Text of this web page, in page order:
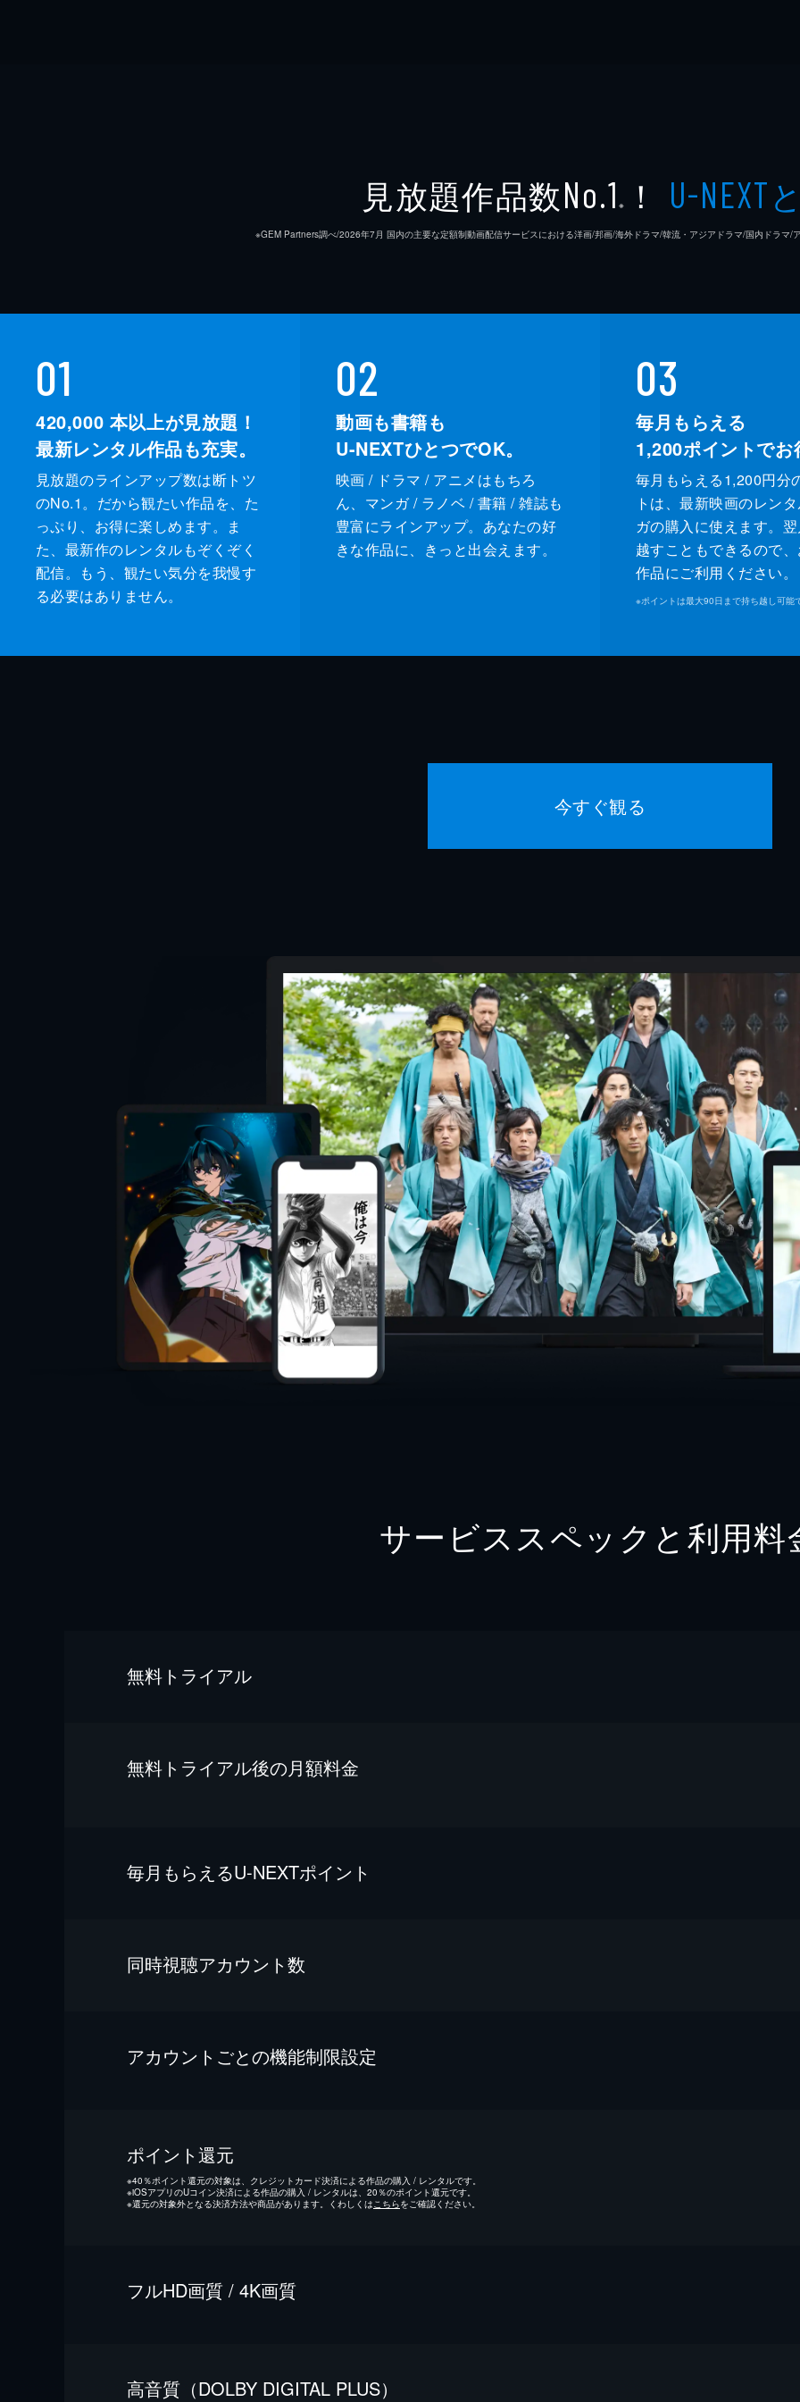
見放題作品数No.1 ※ ！ U-NEXT
※GEM Partners調べ/2026年7⽉ 国内の主要な定額制動画配信サービスにおける洋画/邦画/海外ドラマ/韓流・アジアドラマ/国内ドラマ/
01
420,000 本以上が見放題！
最新レンタル作品も充実。
見放題のラインアップ数は断トツ
のNo.1。だから観たい作品を、た
っぷり、お得に楽しめます。ま
た、最新作のレンタルもぞくぞく
配信。もう、観たい気分を我慢す
る必要はありません。
02
動画も書籍も
U-NEXTひとつでOK。
映画 / ドラマ / アニメはもちろ
ん、マンガ / ラノベ / 書籍 / 雑誌も
豊富にラインアップ。あなたの好
きな作品に、きっと出会えます。
03
毎月もらえる
1,200ポイントでお
毎月もらえる1,200円分
トは、最新映画のレン
ガの購入に使えます。
越すこともできるので
作品にご利用ください。
※ポイントは最大90日まで持ち越し可能
今すぐ観る
サービススペックと利用料
無料トライアル
無料トライアル後の⽉額料金
毎⽉もらえるU-NEXTポイント
同時視聴アカウント数
アカウントごとの機能制限設定
ポイント還元
※40％ポイント還元の対象は、クレジットカード決済による作品の購入 / レンタルです。
※iOSアプリのUコイン決済による作品の購入 / レンタルは、20％のポイント還元です。
※還元の対象外となる決済方法や商品があります。くわしくは こちらをご確認ください。
フルHD画質 / 4K画質
⾼⾳質（DOLBY DIGITAL PLUS）